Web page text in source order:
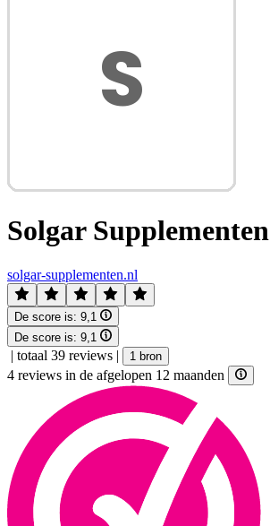
Solgar Supplementen
solgar-supplementen.nl
De score is: 9,1
De score is: 9,1
| totaal 39 reviews | 1 bron
4 reviews in de afgelopen 12 maanden